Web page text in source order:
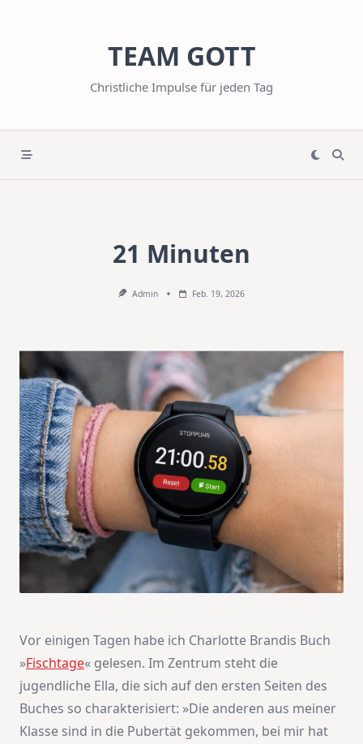
TEAM GOTT
Christliche Impulse für jeden Tag
21 Minuten
Admin Feb. 19, 2026
Vor einigen Tagen habe ich Charlotte Brandis Buch
»Fischtage« gelesen. Im Zentrum steht die
jugendliche Ella, die sich auf den ersten Seiten des
Buches so charakterisiert: »Die anderen aus meiner
Klasse sind in die Pubertät gekommen, bei mir hat